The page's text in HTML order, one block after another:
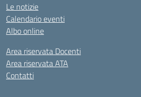
Le notizie
Calendario eventi
Albo online
Area riservata Docenti
Area riservata ATA
Contatti